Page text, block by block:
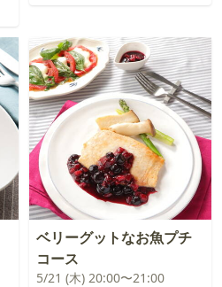
ベリーグットなお魚プチ
コース
5/21 (木) 20:00〜21:00